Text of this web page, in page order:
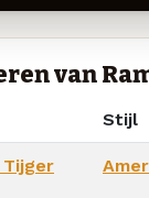
van
Stijl
Tijger